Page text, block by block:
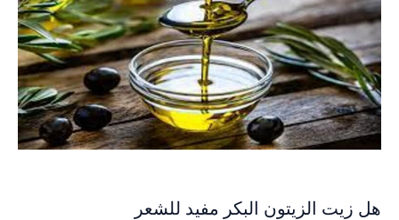
هل زيت الزيتون البكر مفيد للشعر